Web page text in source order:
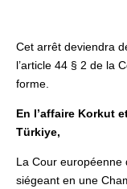
Cet arrêt deviendra
l’article 44 § 2 de la
forme.
En l’affaire Korkut
Türkiye,
La Cour européenne
siégeant en une